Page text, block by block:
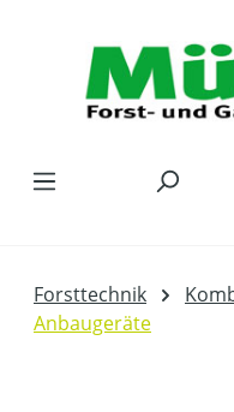
Forsttechnik
Anbaugeräte